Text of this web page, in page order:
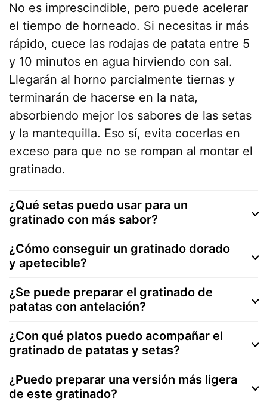
No es imprescindible, pero puede acelerar
el tiempo de horneado. Si necesitas ir más
rápido, cuece las rodajas de patata entre 5
y 10 minutos en agua hirviendo con sal.
Llegarán al horno parcialmente tiernas y
terminarán de hacerse en la nata,
absorbiendo mejor los sabores de las setas
y la mantequilla. Eso sí, evita cocerlas en
exceso para que no se rompan al montar el
gratinado.
¿Qué setas puedo usar para un
gratinado con más sabor?
¿Cómo conseguir un gratinado dorado
y apetecible?
¿Se puede preparar el gratinado de
patatas con antelación?
¿Con qué platos puedo acompañar el
gratinado de patatas y setas?
¿Puedo preparar una versión más ligera
de este gratinado?